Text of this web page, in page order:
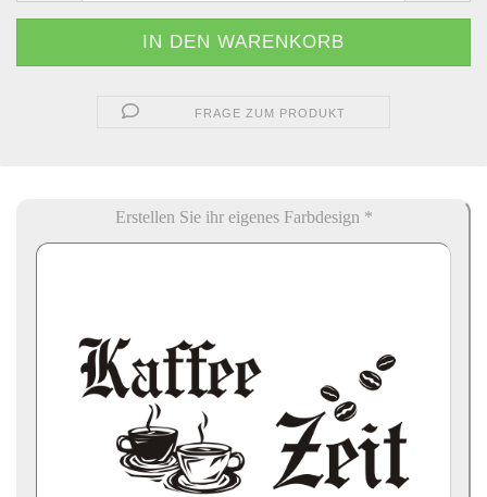
FRAGE ZUM PRODUKT
Erstellen Sie ihr eigenes Farbdesign *